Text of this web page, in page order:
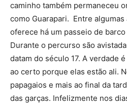
caminho também permaneceu
como Guarapari. Entre
oferece há um passeio de
Durante o percurso são
datam do século 17. A verdade
ao certo porque elas estão ali.
papagaios e mais ao final da
das garças. Infelizmente nos